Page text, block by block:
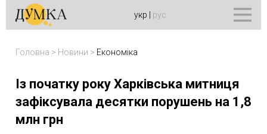
укр рус
Головна > Новини > Економіка
Із початку року Харківська митниця
зафіксувала десятки порушень на 1,8
млн грн